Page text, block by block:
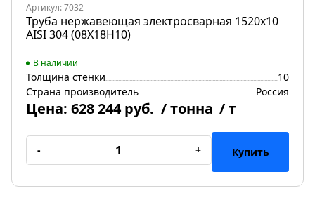
Артикул: 7032
Труба нержавеющая электросварная 1520х10
AISI 304 (08Х18Н10)
В наличии
Толщина стенки
10
Страна производитель
Россия
Цена: 628 244 руб. / тонна / т
- + Купить